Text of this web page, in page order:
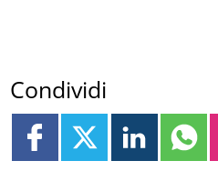
Condividi